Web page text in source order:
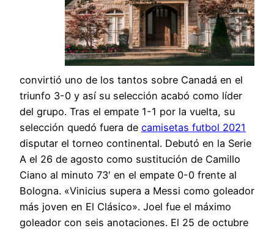
convirtió uno de los tantos sobre Canadá en el
triunfo 3-0 y así su selección acabó como líder
del grupo. Tras el empate 1-1 por la vuelta, su
selección quedó fuera de camisetas futbol 2021
disputar el torneo continental. Debutó en la Serie
A el 26 de agosto como sustitución de Camillo
Ciano al minuto 73′ en el empate 0-0 frente al
Bologna. «Vinicius supera a Messi como goleador
más joven en El Clásico». Joel fue el máximo
goleador con seis anotaciones. El 25 de octubre